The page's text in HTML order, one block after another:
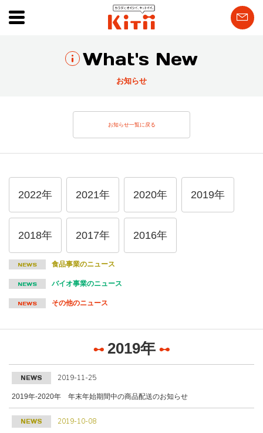
What's New
お知らせ
お知らせ一覧に戻る
2022年 2021年 2020年 2019年
2018年 2017年 2016年
NEWS 食品事業のニュース
NEWS バイオ事業のニュース
NEWS その他のニュース
2019年
NEWS 2019-11-25
2019年-2020年 年末年始期間中の商品配送のお知らせ
NEWS 2019-10-08